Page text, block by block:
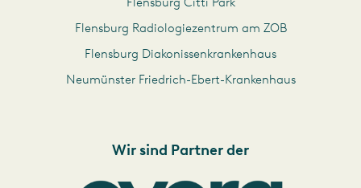
Flensburg Radiologiezentrum am ZOB
Flensburg Diakonissenkrankenhaus
Neumünster Friedrich-Ebert-Krankenhaus
Wir sind Partner der